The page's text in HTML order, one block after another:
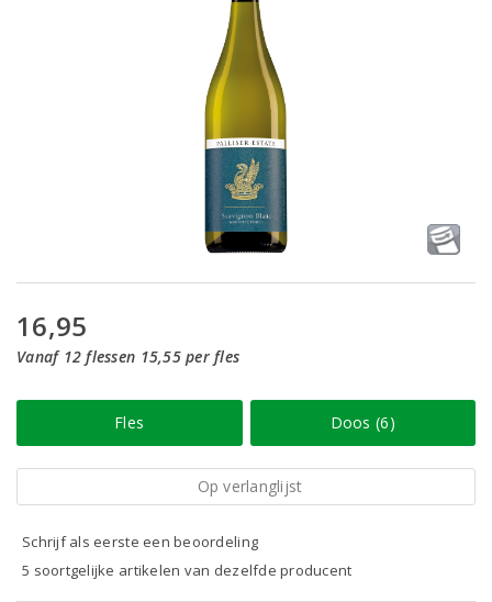
16,95
Vanaf 12 flessen 15,55 per fles
Fles Doos (6)
Op verlanglijst
Schrijf als eerste een beoordeling
5 soortgelijke artikelen van dezelfde producent